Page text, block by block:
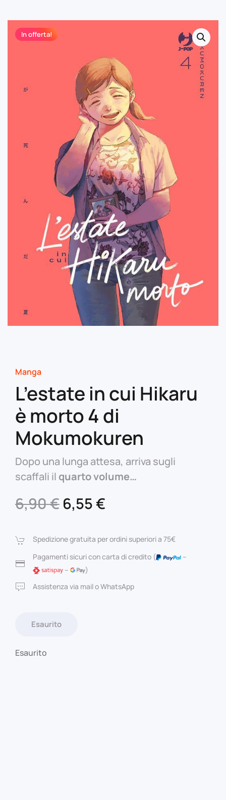
In offerta!
Manga
L’estate in cui Hikaru
è morto 4 di
Mokumokuren
Dopo una lunga attesa, arriva sugli
scaffali il quarto volume…
6,90€ Il
originale
era:
6,90 €.
6,55€
attuale
è:
Spedizione gratuita per ordini superiori a 75€
Pagamenti sicuri con carta di credito (
–
–
)
Assistenza via mail o WhatsApp
Esaurito
Esaurito